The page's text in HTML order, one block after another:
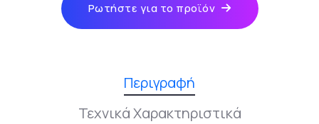
Ρωτήστε για το προϊόν
Περιγραφή
Τεχνικά Χαρακτηριστικά